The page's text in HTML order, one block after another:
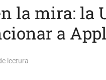
la mira: la
a
lectura